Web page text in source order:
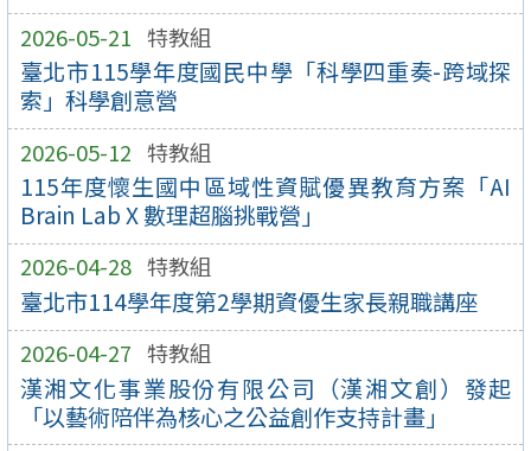
2026-05-21 特教組
臺北市115學年度國民中學「科學四重奏-跨域探
索」科學創意營
2026-05-12 特教組
115年度懷生國中區域性資賦優異教育方案「AI
Brain Lab X 數理超腦挑戰營」
2026-04-28 特教組
臺北市114學年度第2學期資優生家長親職講座
2026-04-27 特教組
漢湘文化事業股份有限公司（漢湘文創）發起
「以藝術陪伴為核心之公益創作支持計畫」